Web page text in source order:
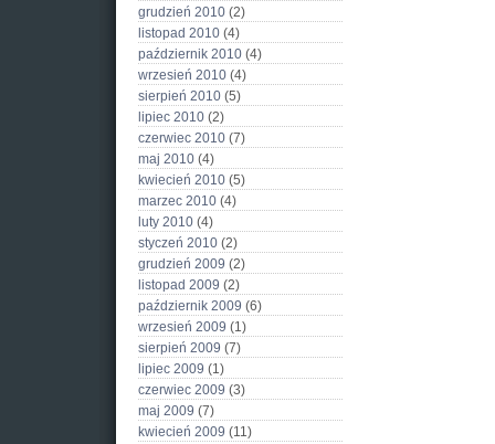
grudzień 2010 (2)
listopad 2010 (4)
październik 2010 (4)
wrzesień 2010 (4)
sierpień 2010 (5)
lipiec 2010 (2)
czerwiec 2010 (7)
maj 2010 (4)
kwiecień 2010 (5)
marzec 2010 (4)
luty 2010 (4)
styczeń 2010 (2)
grudzień 2009 (2)
listopad 2009 (2)
październik 2009 (6)
wrzesień 2009 (1)
sierpień 2009 (7)
lipiec 2009 (1)
czerwiec 2009 (3)
maj 2009 (7)
kwiecień 2009 (11)